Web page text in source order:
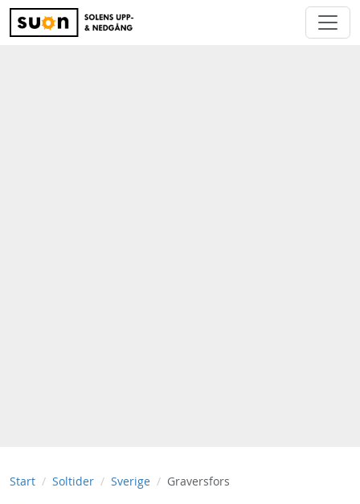
Start Soltider Sverige Graversfors